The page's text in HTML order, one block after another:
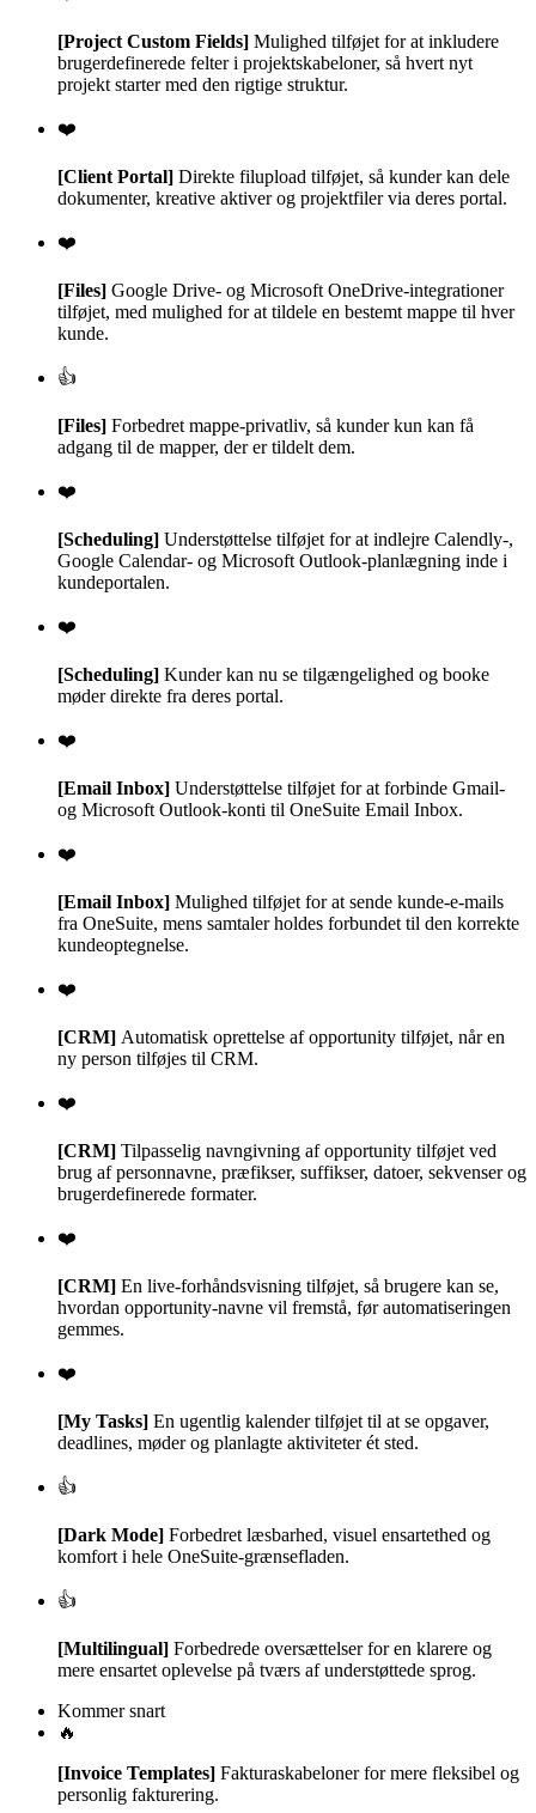
[Project Custom Fields] Mulighed tilføjet for at inkludere
brugerdefinerede felter i projektskabeloner, så hvert nyt
projekt starter med den rigtige struktur.
❤️
[Client Portal] Direkte filupload tilføjet, så kunder kan dele
dokumenter, kreative aktiver og projektfiler via deres portal.
❤️
[Files] Google Drive- og Microsoft OneDrive-integrationer
tilføjet, med mulighed for at tildele en bestemt mappe til hver
kunde.
👍
[Files] Forbedret mappe-privatliv, så kunder kun kan få
adgang til de mapper, der er tildelt dem.
❤️
[Scheduling] Understøttelse tilføjet for at indlejre Calendly-,
Google Calendar- og Microsoft Outlook-planlægning inde i
kundeportalen.
❤️
[Scheduling] Kunder kan nu se tilgængelighed og booke
møder direkte fra deres portal.
❤️
[Email Inbox] Understøttelse tilføjet for at forbinde Gmail-
og Microsoft Outlook-konti til OneSuite Email Inbox.
❤️
[Email Inbox] Mulighed tilføjet for at sende kunde-e-mails
fra OneSuite, mens samtaler holdes forbundet til den korrekte
kundeoptegnelse.
❤️
[CRM] Automatisk oprettelse af opportunity tilføjet, når en
ny person tilføjes til CRM.
❤️
[CRM] Tilpasselig navngivning af opportunity tilføjet ved
brug af personnavne, præfikser, suffikser, datoer, sekvenser og
brugerdefinerede formater.
❤️
[CRM] En live-forhåndsvisning tilføjet, så brugere kan se,
hvordan opportunity-navne vil fremstå, før automatiseringen
gemmes.
❤️
[My Tasks] En ugentlig kalender tilføjet til at se opgaver,
deadlines, møder og planlagte aktiviteter ét sted.
👍
[Dark Mode] Forbedret læsbarhed, visuel ensartethed og
komfort i hele OneSuite-grænsefladen.
👍
[Multilingual] Forbedrede oversættelser for en klarere og
mere ensartet oplevelse på tværs af understøttede sprog.
Kommer snart
🔥
[Invoice Templates] Fakturaskabeloner for mere fleksibel og
personlig fakturering.